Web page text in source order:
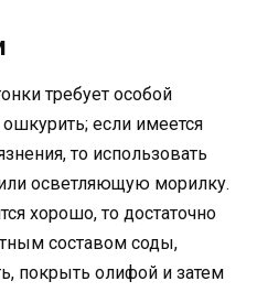
требует особой
ошкурить; если имеется
то использовать
осветляющую морилку.
хорошо, то достаточно
составом соды,
покрыть олифой и затем